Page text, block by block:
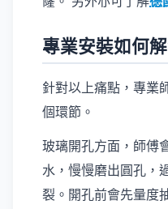
專業安裝如何
針對以上痛點，專業
個環節。
玻璃開孔方面，師傅
水，慢慢磨出圓孔，
裂。開孔前會先量度